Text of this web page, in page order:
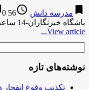
bookmark مدرسه دانش access_time
56 years ago
0
باشگاه خبرنگاران-14 ساعت پیش اس ام اس اس ام اس جدید
View article...
نوشته‌های تازه
تکذیب وقوع